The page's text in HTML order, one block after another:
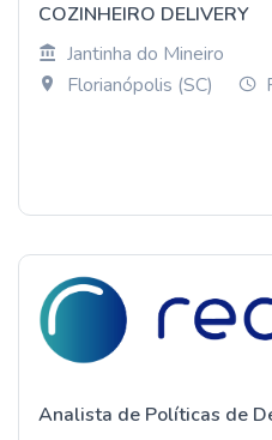
COZINHEIRO DELIVERY
Jantinha do Mineiro
Florianópolis (SC)
Analista de Políticas de